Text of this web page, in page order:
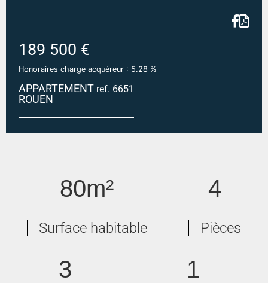
189 500 €
Honoraires charge acquéreur : 5.28 %
APPARTEMENT ref. 6651
ROUEN
80m²
Surface habitable
4
Pièces
3 1